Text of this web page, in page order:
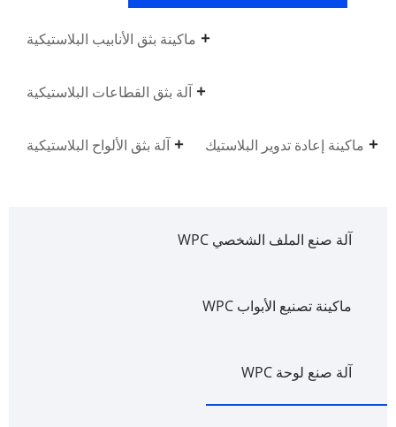
ماكينة بثق الأنابيب البلاستيكية
آلة بثق القطاعات البلاستيكية
آلة بثق الألواح البلاستيكية ماكينة إعادة تدوير البلاستيك
آلة صنع الملف الشخصي WPC
ماكينة تصنيع الأبواب WPC
آلة صنع لوحة WPC